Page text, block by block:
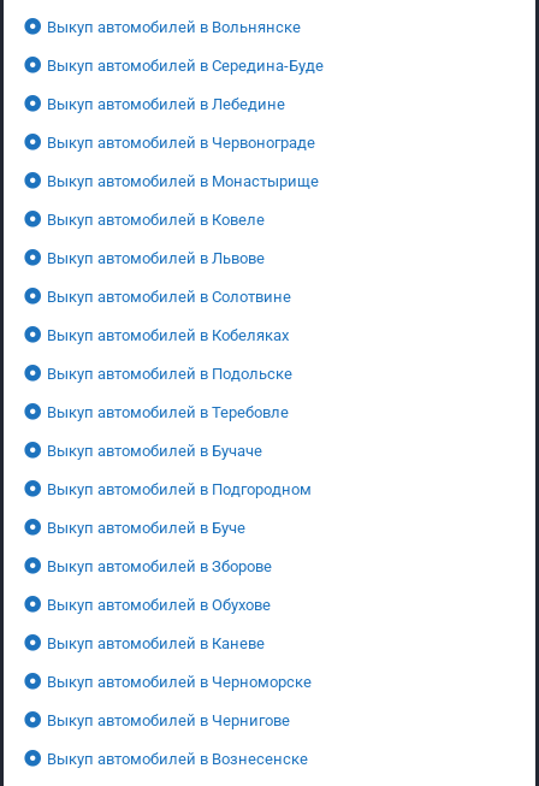
Выкуп автомобилей в Вольнянске
Выкуп автомобилей в Середина-Буде
Выкуп автомобилей в Лебедине
Выкуп автомобилей в Червонограде
Выкуп автомобилей в Монастырище
Выкуп автомобилей в Ковеле
Выкуп автомобилей в Львове
Выкуп автомобилей в Солотвине
Выкуп автомобилей в Кобеляках
Выкуп автомобилей в Подольске
Выкуп автомобилей в Теребовле
Выкуп автомобилей в Бучаче
Выкуп автомобилей в Подгородном
Выкуп автомобилей в Буче
Выкуп автомобилей в Зборове
Выкуп автомобилей в Обухове
Выкуп автомобилей в Каневе
Выкуп автомобилей в Черноморске
Выкуп автомобилей в Чернигове
Выкуп автомобилей в Вознесенске